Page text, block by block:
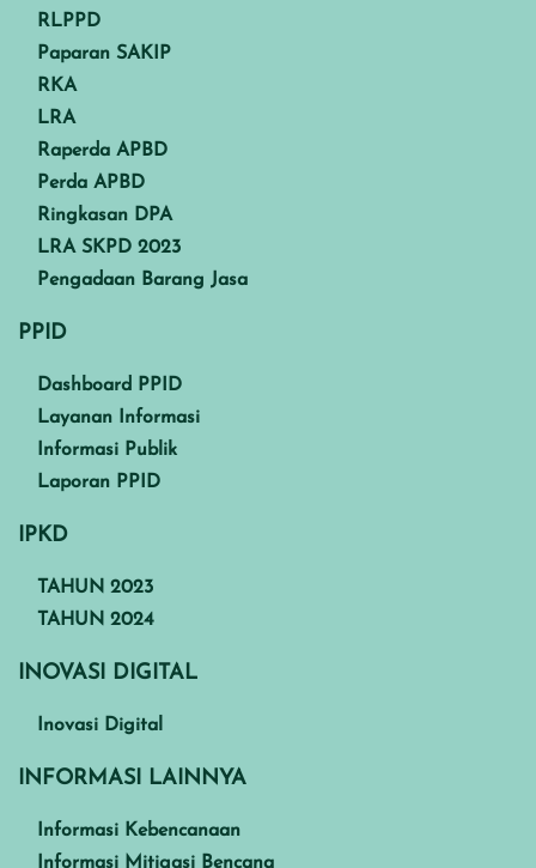
RLPPD
Paparan SAKIP
RKA
LRA
Raperda APBD
Perda APBD
Ringkasan DPA
LRA SKPD 2023
Pengadaan Barang Jasa
PPID
Dashboard PPID
Layanan Informasi
Informasi Publik
Laporan PPID
IPKD
TAHUN 2023
TAHUN 2024
INOVASI DIGITAL
Inovasi Digital
INFORMASI LAINNYA
Informasi Kebencanaan
Informasi Mitigasi Bencana